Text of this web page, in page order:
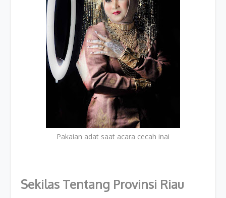
Pakaian adat saat acara cecah inai
Sekilas Tentang Provinsi Riau